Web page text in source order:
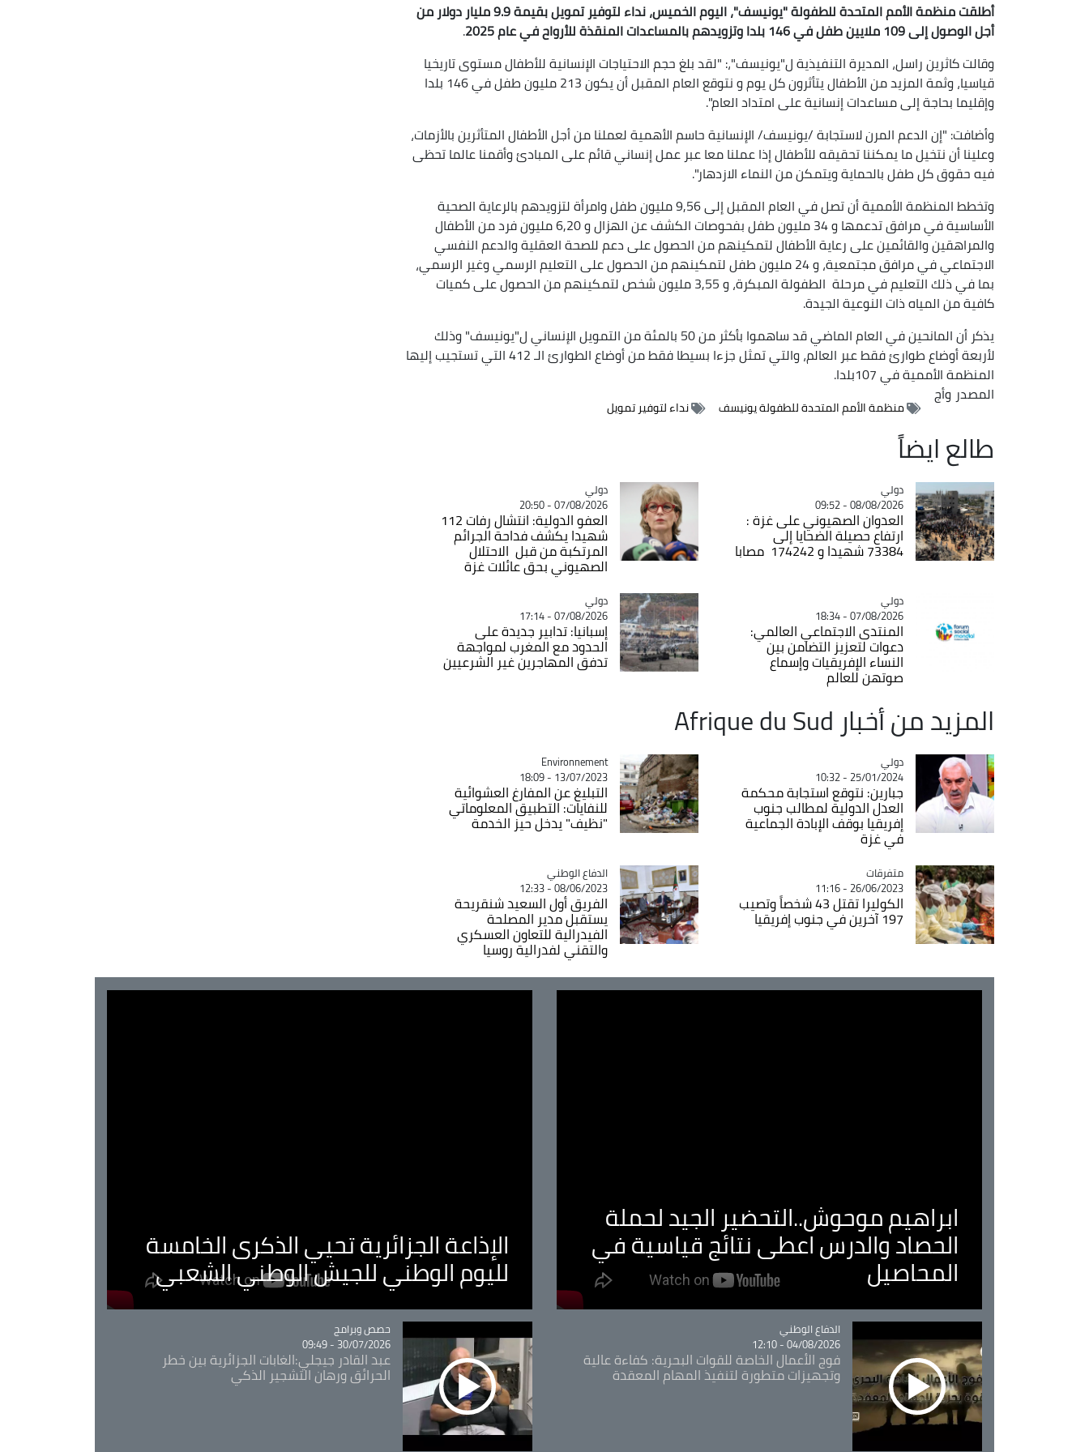
أطلقت منظمة الأمم المتحدة للطفولة "يونيسف"
، اليوم الخميس، نداء لتوفير تمويل بقيمة 9.9 مليار دولار من
أجل الوصول إلى 109 ملايين طفل في 146 بلدا وتزويدهم بالمساعدات المنقذة للأرواح في عام 2025
.
وقالت كاثرين راسل، المديرة التنفيذية ل"يونيسف"،: "لقد بلغ حجم الاحتياجات الإنسانية للأطفال مستوى تاريخيا
قياسيا، وثمة المزيد من الأطفال يتأثرون كل يوم و نتوقع العام المقبل أن يكون 213 مليون طفل في 146 بلدا
وإقليما بحاجة إلى مساعدات إنسانية على امتداد العام".
وأضافت: "إن الدعم المرن لاستجابة /يونيسف/ الإنسانية حاسم الأهمية لعملنا من أجل الأطفال المتأثرين بالأزمات،
وعلينا أن نتخيل ما يمكننا تحقيقه للأطفال إذا عملنا معا عبر عمل إنساني قائم على المبادئ وأقمنا عالما تحظى
فيه حقوق كل طفل بالحماية ويتمكن من النماء الازدهار".
وتخطط المنظمة الأممية أن تصل في العام المقبل إلى 9,56 مليون طفل وامرأة لتزويدهم بالرعاية الصحية
الأساسية في مرافق تدعمها و 34 مليون طفل بفحوصات الكشف عن الهزال و 6,20 مليون فرد من الأطفال
والمراهقين والقائمين على رعاية الأطفال لتمكينهم من الحصول على دعم للصحة العقلية والدعم النفسي
الاجتماعي في مرافق مجتمعية، و 24 مليون طفل لتمكينهم من الحصول على التعليم الرسمي وغير الرسمي،
بما في ذلك التعليم في مرحلة الطفولة المبكرة، و 3,55 مليون شخص لتمكينهم من الحصول على كميات
كافية من المياه ذات النوعية الجيدة.
يذكر أن المانحين في العام الماضي قد ساهموا بأكثر من 50 بالمئة من التمويل الإنساني ل"يونيسف" وذلك
لأربعة أوضاع طوارئ فقط عبر العالم، والتي تمثل جزءا بسيطا فقط من أوضاع الطوارئ الـ 412 التي تستجيب إليها
المنظمة الأممية في 107بلدا.
المصدر وأج
منظمة الأمم المتحدة للطفولة يونيسف نداء لتوفير تمويل
طالع ايضاً
Catégorie
دولي
08/08/2026 - 09:52
العدوان الصهيوني على غزة :
ارتفاع حصيلة الضحايا إلى
73384 شهيدا و 174242 مصابا
Catégorie
دولي
07/08/2026 - 20:50
العفو الدولية: انتشال رفات 112
شهيدا يكشف فداحة الجرائم
المرتكبة من قبل الاحتلال
الصهيوني بحق عائلات غزة
Catégorie
دولي
07/08/2026 - 18:34
المنتدى الاجتماعي العالمي:
دعوات لتعزيز التضامن بين
النساء الإفريقيات وإسماع
صوتهن للعالم
Catégorie
دولي
07/08/2026 - 17:14
إسبانيا: تدابير جديدة على
الحدود مع المغرب لمواجهة
تدفق المهاجرين غير الشرعيين
المزيد من أخبار Afrique du Sud
Catégorie
دولي
25/01/2024 - 10:32
جبارين: نتوقع استجابة محكمة
العدل الدولية لمطالب جنوب
إفريقيا بوقف الإبادة الجماعية
في غزة
Catégorie
Environnement
13/07/2023 - 18:09
التبليغ عن المفارغ العشوائية
للنفايات: التطبيق المعلوماتي
"نظيف" يدخل حيز الخدمة
Catégorie
متفرقات
26/06/2023 - 11:16
الكوليرا تقتل 43 شخصاً وتصيب
197 آخرين في جنوب إفريقيا
Catégorie
الدفاع الوطني
08/06/2023 - 12:33
الفريق أول السعيد شنقريحة
يستقبل مدير المصلحة
الفيدرالية للتعاون العسكري
والتقني لفدرالية روسيا
ابراهيم موحوش..التحضير الجيد لحملة
الحصاد والدرس اعطى نتائج قياسية في
المحاصيل
الإذاعة الجزائرية تحيي الذكرى الخامسة
لليوم الوطني للجيش الوطني الشعبي
Catégorie
الدفاع الوطني
04/08/2026 - 12:10
فوج الأعمال الخاصة للقوات البحرية: كفاءة عالية
وتجهيزات متطورة لتنفيذ المهام المعقدة
Catégorie
حصص وبرامج
30/07/2026 - 09:49
عبد القادر جيجلي:الغابات الجزائرية بين خطر
الحرائق ورهان التشجير الذكي